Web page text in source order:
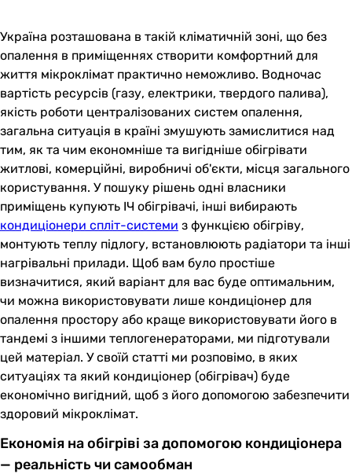
Україна розташована в такій кліматичній зоні, що без
опалення в приміщеннях створити комфортний для
життя мікроклімат практично неможливо. Водночас
вартість ресурсів (газу, електрики, твердого палива),
якість роботи централізованих систем опалення,
загальна ситуація в країні змушують замислитися над
тим, як та чим економніше та вигідніше обігрівати
житлові, комерційні, виробничі об'єкти, місця загального
користування. У пошуку рішень одні власники
приміщень купують ІЧ обігрівачі, інші вибирають
кондиціонери спліт-системи з функцією обігріву,
монтують теплу підлогу, встановлюють радіатори та інші
нагрівальні прилади. Щоб вам було простіше
визначитися, який варіант для вас буде оптимальним,
чи можна використовувати лише кондиціонер для
опалення простору або краще використовувати його в
тандемі з іншими теплогенераторами, ми підготували
цей матеріал. У своїй статті ми розповімо, в яких
ситуаціях та який кондиціонер (обігрівач) буде
економічно вигідний, щоб з його допомогою забезпечити
здоровий мікроклімат.
Економія на обігріві за допомогою кондиціонера
— реальність чи самообман